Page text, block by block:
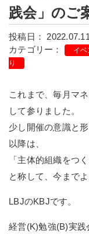
践会」のご
投稿日： 2022.07.11
カテゴリー：
イ
り
これまで、毎月マ
して参りました。
少し開催の意識と形
以降は、
「主体的組織をつ
と称して、今まで
LBJのKBJです。
経営(K)勉強(B)実践